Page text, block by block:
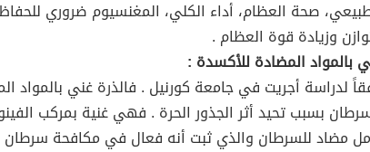
صحة العظام، أداء الكلي، المغنسيوم ضروري
وزيادة قوة العظام .
بالمواد المضادة للأكسدة :
لدراسة أجريت في جامعة كورنيل . فالذرة غني بالمواد
بسبب تحيد أثر الجذور الحرة . فهي غنية بمركب
مضاد للسرطان والذي ثبت أنه فعال في مكافحة سرطان